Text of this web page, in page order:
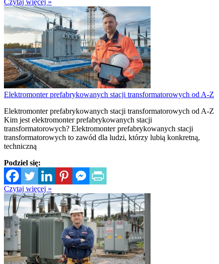
Czytaj więcej »
Elektromonter prefabrykowanych stacji transformatorowych od A-Z
Elektromonter prefabrykowanych stacji transformatorowych od A-Z
Kim jest elektromonter prefabrykowanych stacji
transformatorowych? Elektromonter prefabrykowanych stacji
transformatorowych to zawód dla ludzi, którzy lubią konkretną,
techniczną
Podziel się:
Czytaj więcej »